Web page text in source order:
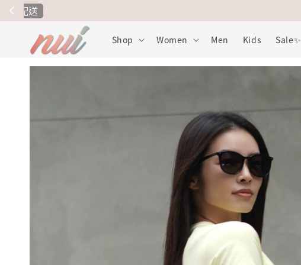
Shop Women Men Kids Sale✨